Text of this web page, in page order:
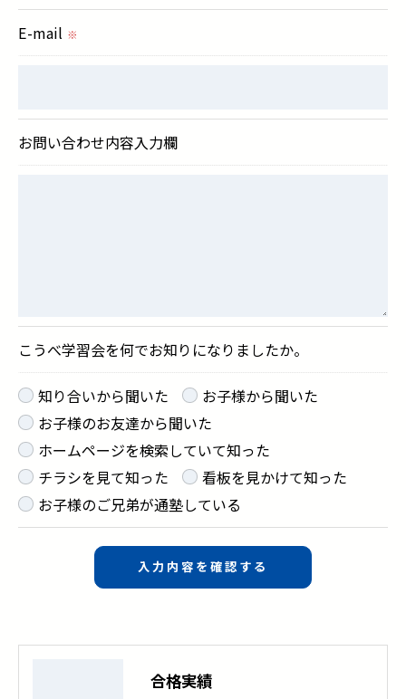
E-mail ※
お問い合わせ内容入力欄
こうべ学習会を何でお知りになりましたか。
知り合いから聞いた
お子様から聞いた
お子様のお友達から聞いた
ホームページを検索していて知った
チラシを見て知った
看板を見かけて知った
お子様のご兄弟が通塾している
合格実績